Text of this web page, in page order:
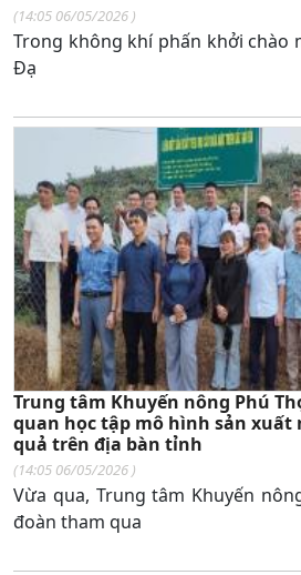
(14:05 06/05/2026 )
Trong không khí phấn khởi chào
Đạ
Trung tâm Khuyến nông Phú
quan học tập mô hình sản xuất
quả trên địa bàn tỉnh
(14:05 06/05/2026 )
Vừa qua, Trung tâm Khuyến
đoàn tham qua